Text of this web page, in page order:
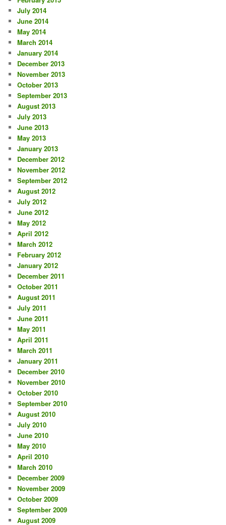
July 2014
June 2014
May 2014
March 2014
January 2014
December 2013
November 2013
October 2013
September 2013
August 2013
July 2013
June 2013
May 2013
January 2013
December 2012
November 2012
September 2012
August 2012
July 2012
June 2012
May 2012
April 2012
March 2012
February 2012
January 2012
December 2011
October 2011
August 2011
July 2011
June 2011
May 2011
April 2011
March 2011
January 2011
December 2010
November 2010
October 2010
September 2010
August 2010
July 2010
June 2010
May 2010
April 2010
March 2010
December 2009
November 2009
October 2009
September 2009
August 2009